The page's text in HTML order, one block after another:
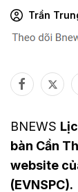
Trần
BNEWS
bàn Cần
website
(EVNSPC).